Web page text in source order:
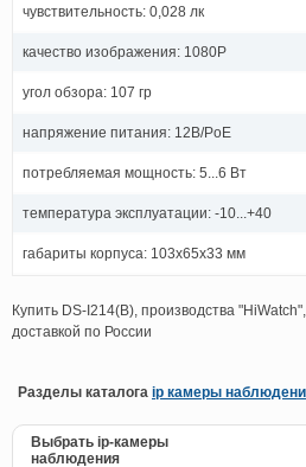
чувствительность: 0,028 лк
качество изображения: 1080P
угол обзора: 107 гр
напряжение питания: 12В/PoE
потребляемая мощность: 5...6 Вт
температура эксплуатации: -10...+40
габариты корпуса: 103х65х33 мм
Купить DS-I214(B), производства
доставкой по России
Разделы каталога ip камеры
Выбрать ip-камеры
наблюдения